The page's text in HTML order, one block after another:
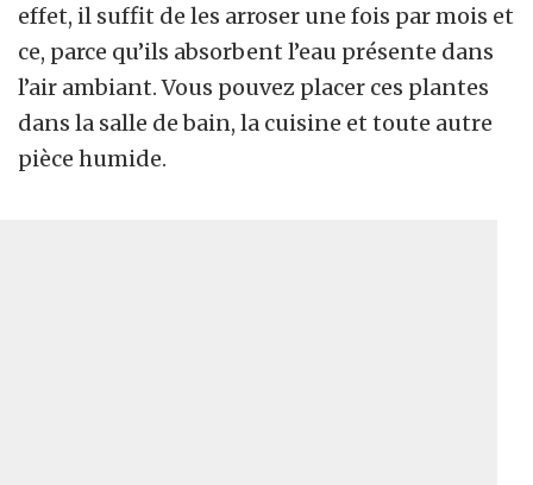
effet, il suffit de les arroser une fois par mois et
ce, parce qu’ils absorbent l’eau présente dans
l’air ambiant. Vous pouvez placer ces plantes
dans la salle de bain, la cuisine et toute autre
pièce humide.